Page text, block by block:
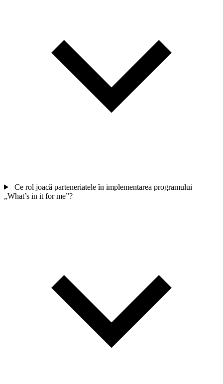
Ce rol joacă parteneriatele în implementarea programului
„What’s in it for me”?